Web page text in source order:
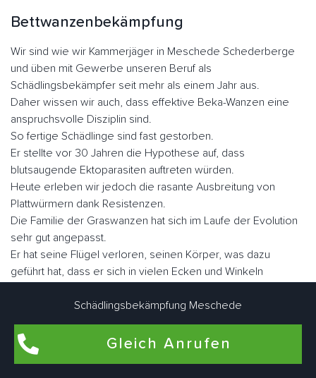
Bettwanzenbekämpfung
Wir sind wie wir Kammerjäger in Meschede Schederberge
und üben mit Gewerbe unseren Beruf als
Schädlingsbekämpfer seit mehr als einem Jahr aus.
Daher wissen wir auch, dass effektive Beka-Wanzen eine
anspruchsvolle Disziplin sind.
So fertige Schädlinge sind fast gestorben.
Er stellte vor 30 Jahren die Hypothese auf, dass
blutsaugende Ektoparasiten auftreten würden.
Heute erleben wir jedoch die rasante Ausbreitung von
Plattwürmern dank Resistenzen.
Die Familie der Graswanzen hat sich im Laufe der Evolution
sehr gut angepasst.
Er hat seine Flügel verloren, seinen Körper, was dazu
geführt hat, dass er sich in vielen Ecken und Winkeln
Nicht lectularius, daher der Name, den der Klecks malte.
Wenn Sie sie schnell betrachten, ähneln sie in Größe und
Fabe einem Apfel.
Es gibt ungefähr fünf Millionen Parasiten, wenn sie nüchtern
Schädlingsbekämpfung Meschede
Gleich Anrufen